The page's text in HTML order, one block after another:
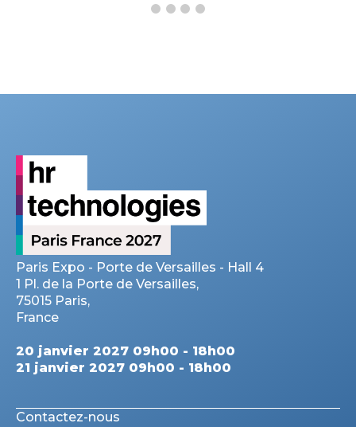
Paris Expo - Porte de Versailles - Hall 4
1 Pl. de la Porte de Versailles,
75015 Paris,
France
20 janvier 2027 09h00 - 18h00
21 janvier 2027 09h00 - 18h00
Contactez-nous